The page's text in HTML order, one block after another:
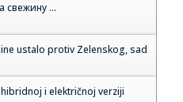
свежину ...
ustalo protiv Zelenskog, sad
i električnoj verziji